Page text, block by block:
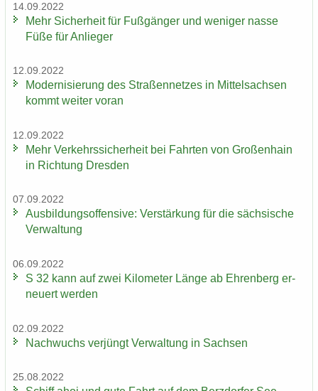
14.09.2022
Mehr Si­cher­heit für Fuß­gän­ger und we­ni­ger nasse
Füße für An­lie­ger
12.09.2022
Mo­der­ni­sie­rung des Stra­ßen­net­zes in Mit­tel­sach­sen
kommt wei­ter voran
12.09.2022
Mehr Ver­kehrs­si­cher­heit bei Fahr­ten von Gro­ßen­hain
in Rich­tung Dres­den
07.09.2022
Aus­bil­dungs­of­fen­si­ve: Ver­stär­kung für die säch­si­sche
Ver­wal­tung
06.09.2022
S 32 kann auf zwei Ki­lo­me­ter Länge ab Eh­ren­berg er­
neu­ert wer­den
02.09.2022
Nach­wuchs ver­jüngt Ver­wal­tung in Sach­sen
25.08.2022